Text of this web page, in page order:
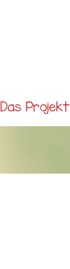
Das Projekt